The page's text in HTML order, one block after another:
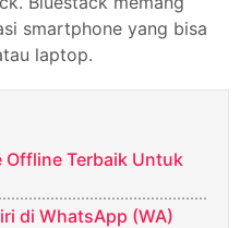
smartphone yang bisa
laptop.
Offline Terbaik Untuk
di WhatsApp (WA)